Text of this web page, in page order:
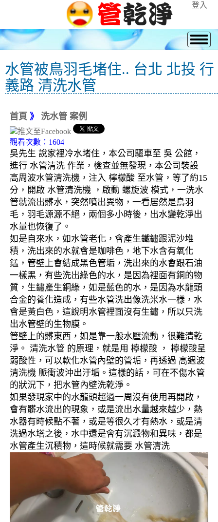
登入
水管被鳥羽毛堵住.. 台北 北投 行
義路 清洗水管
首頁 》 洗水管 案例
觀看次數：1604
吳先生 說家裡冷水堵住，本公司驅車至 吳 公館，
進行 水管清洗 作業，檢查並無發現，本公司裝設
高周波水管清洗機，注入 檸檬酸 至水管，等了約15
分，開啟 水管清洗機 ，啟動 螺旋波 模式，一洗水
管就流出髒水，突然噴出異物，一看居然是鳥羽
毛，羽毛源源不絕，兩個多小時後，出水變乾淨出
水量也恢復了。
如是自來水，如水管老化，會產生鐵鏽跟泥沙堆
積，洗出來的水就會是咖啡色，地下水含有氧化
錳，管壁上會結成黑色管垢，洗出來的水會跟石油
一樣黑，有些洗出綠色的水，是因為裡面有銅的物
質，生鏽產生銅綠，如是藍色的水，是因為水龍頭
合金的養化造成，有些水管洗出像洗米水一樣，水
會是黃白色，這說明水管裡面沒有生鏽，所以只洗
出水管壁的生物膜。
管壁上的髒東西，如是靠一般水壓流動，很難清乾
淨。 清洗水管 的原理，就是用 檸檬酸 ， 檸檬酸呈
弱酸性，可以軟化水管內壁的管垢，再透過 高週波
清洗機 脈衝波沖出汙垢。這樣的話，可在不傷水管
的狀況下，把水管內壁洗乾淨。
如果發現家中的水龍頭超過一周沒有使用再開啟，
會有髒水流出的現象，或是流出水量越來越少，熱
水器有時候點不著，或是等很久才有熱水，或是清
洗過水塔之後，水中還是會有沉澱物和異味，都是
水管產生沉積物，這時候就需要 水管清洗